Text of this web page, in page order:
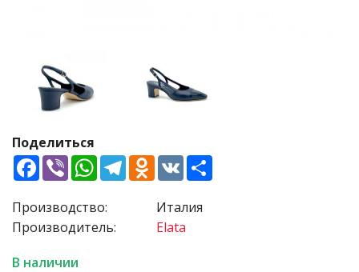
Поделиться
Facebook
ViberWhatsApp
TelegramOdnoklassniki
VK
Производство:
Производитель:
Италия
Elata
В наличии